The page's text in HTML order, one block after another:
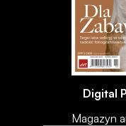
Digital
Magazyn